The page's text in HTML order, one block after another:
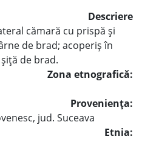
Descriere
cămară cu prispă şi
de brad; acoperiş în
de brad.
Zona etnografică:
Provenienţa:
jud. Suceava
Etnia: